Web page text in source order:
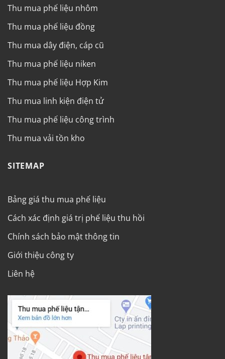
Thu mua phế liệu nhôm
Thu mua phế liệu đồng
Thu mua dây điện, cáp cũ
Thu mua phế liệu niken
Thu mua phế liệu Hợp Kim
Thu mua linh kiện điện tử
Thu mua phế liệu công trình
Thu mua vải tồn kho
SITEMAP
Bảng giá thu mua phế liệu
Cách xác định giá trị phế liệu thu hồi
Chính sách bảo mật thông tin
Giới thiệu công ty
Liên hệ